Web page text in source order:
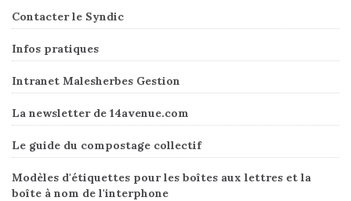
Contacter le Syndic
Infos pratiques
Intranet Malesherbes Gestion
La newsletter de 14avenue.com
Le guide du compostage collectif
Modèles d'étiquettes pour les boîtes aux lettres et la
boîte à nom de l'interphone